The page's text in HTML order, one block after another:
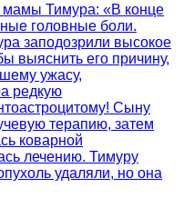
Тимура: «В конце
головные боли.
заподозрили высокое
выяснить его причину,
ужасу,
редкую
Сыну
терапию, затем
коварной
лечению. Тимуру
удаляли, но она